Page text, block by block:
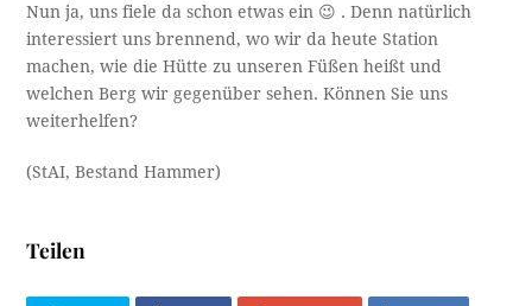
Nun ja, uns fiele da schon etwas ein 😉 . Denn natürlich
interessiert uns brennend, wo wir da heute Station
machen, wie die Hütte zu unseren Füßen heißt und
welchen Berg wir gegenüber sehen. Können Sie uns
weiterhelfen?
(StAI, Bestand Hammer)
Teilen